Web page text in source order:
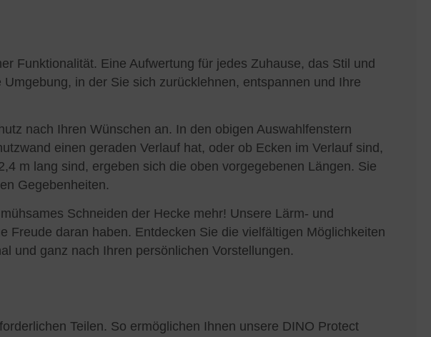
Funktionalität. Eine Aufwertung für jedes Zuhause, das Stil und
in der Sie sich zurücklehnen, entspannen und Ihre
nach Ihren Wünschen an. In den obigen Auswahlfenstern
einen geraden Verlauf hat, oder ob Ecken im Verlauf sind,
m lang sind, ergeben sich die oben vorgegebenen Längen. Sie
Gegebenheiten.
Schneiden der Hecke mehr! Unsere Lärm- und
daran haben. Entdecken Sie die vielfältigen Möglichkeiten
und ganz nach Ihren persönlichen Vorstellungen.
Teilen. So ermöglichen Ihnen unsere DINO Protect